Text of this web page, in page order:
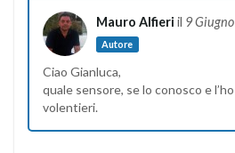
Mauro Alfieri il 9
Autore
Ciao Gianluca,
quale sensore, se lo conosco e
volentieri.